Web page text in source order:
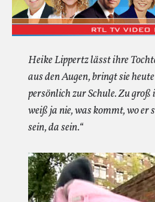
Heike Lippertz lässt ihre
aus den Augen, bringt sie
persönlich zur Schule. Zu
weiß ja nie, was kommt, wo er
sein, da sein.“